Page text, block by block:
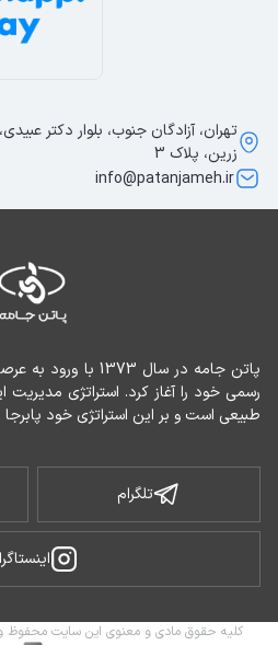
طبیعی است و بر این استراتژی خود
تلگرام
تهران، آزادگان جنوب، بلوار دکتر
زرین، پلاک 3
info@patanjameh.ir
کلیه حقوق مادی و معنوی این سایت محفوظ